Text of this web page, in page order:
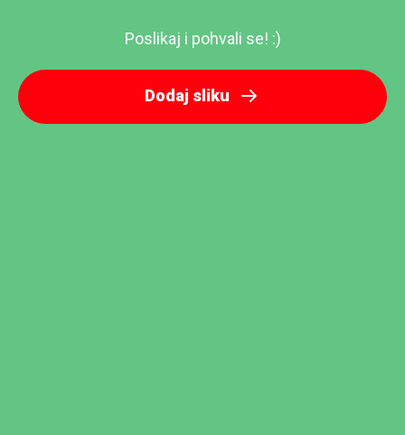
Poslikaj i pohvali se! :)
Dodaj sliku